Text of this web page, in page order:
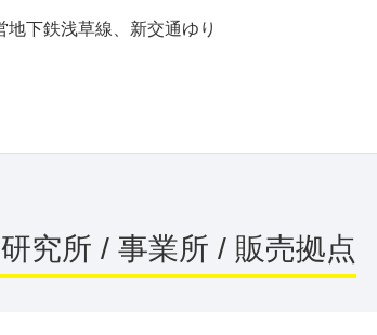
地下鉄浅草線、新交通ゆり
究所 / 事業所 / 販売拠点